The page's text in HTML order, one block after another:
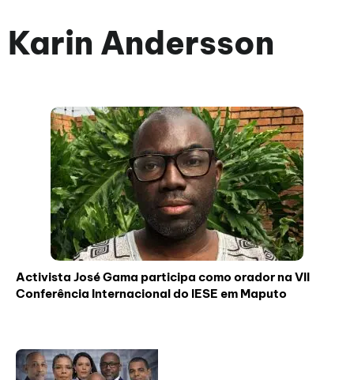
Karin Andersson
Activista José Gama participa como orador na VII
Conferência Internacional do IESE em Maputo